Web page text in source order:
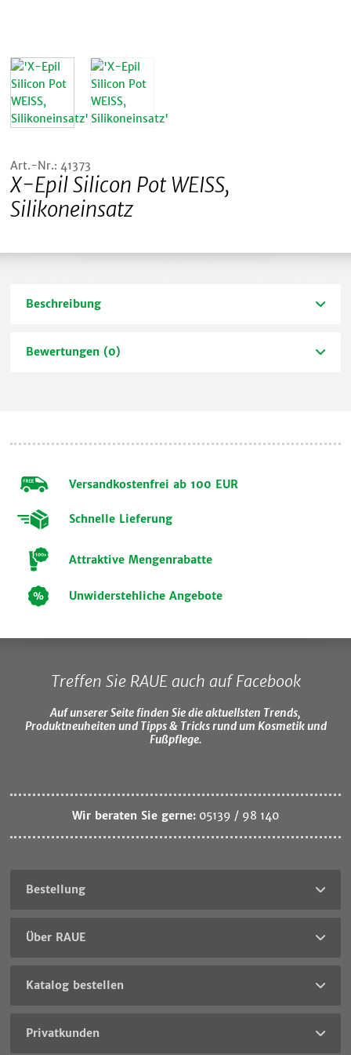
Art.-Nr.: 41373
X-Epil Silicon Pot WEISS,
Silikoneinsatz
Beschreibung
Bewertungen (0)
Versandkostenfrei ab 100 EUR
Schnelle Lieferung
Attraktive Mengenrabatte
Unwiderstehliche Angebote
Treffen Sie RAUE auch auf Facebook
Auf unserer Seite finden Sie die aktuellsten Trends,
Produktneuheiten und Tipps & Tricks rund um Kosmetik und
Fußpflege.
Wir beraten Sie gerne: 05139 / 98 140
Bestellung
Über RAUE
Katalog bestellen
Privatkunden